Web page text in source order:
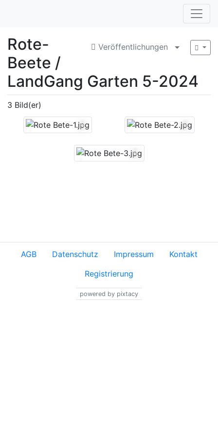
Veröffentlichungen Menü
Rote-
Beete /
LandGang Garten 5-2024
3 Bild(er)
AGB Datenschutz Impressum
Kontakt
Registrierung
powered by pixtacy